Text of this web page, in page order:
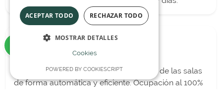
Asignación automática de mesas
Deja que Restoo optimice la ocupación de las salas
de forma automática y eficiente. Ocupación al 100%
ACEPTAR TODO RECHAZAR TODO
MOSTRAR DETALLES
Cookies
POWERED BY COOKIESCRIPT